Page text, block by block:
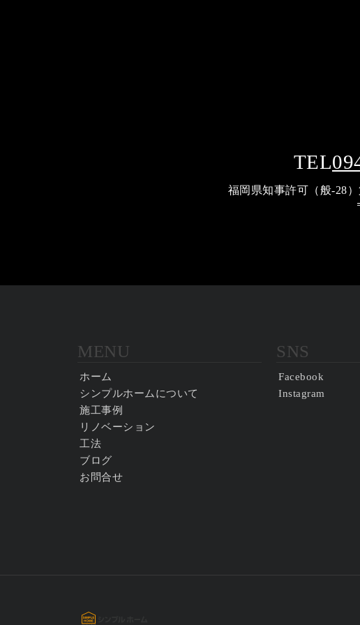
TEL
福岡県知事許可（般-28
MENU
ホーム
シンプルホームについて
施工事例
リノベーション
工法
ブログ
お問合せ
SNS
Facebook
Instagram